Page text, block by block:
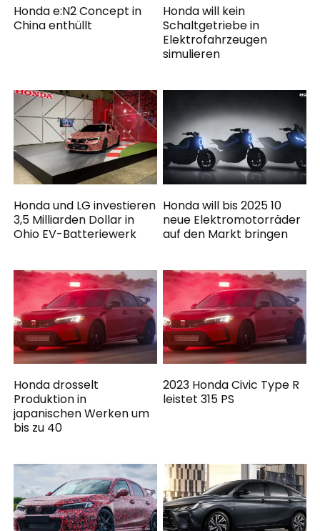
Honda e:N2 Concept in
China enthüllt
Honda will kein
Schaltgetriebe in
Elektrofahrzeugen
simulieren
Honda und LG investieren
3,5 Milliarden Dollar in
Ohio EV-Batteriewerk
Honda will bis 2025 10
neue Elektromotorräder
auf den Markt bringen
Honda drosselt
Produktion in
japanischen Werken um
bis zu 40
2023 Honda Civic Type R
leistet 315 PS